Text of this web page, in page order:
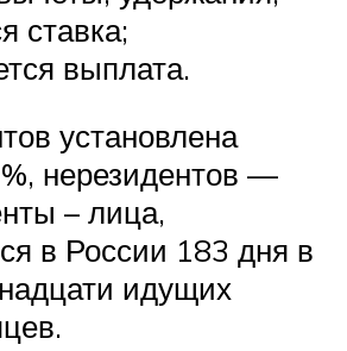
ставка;
выплата.
установлена
нерезидентов —
– лица,
в России 183 дня в
идущих